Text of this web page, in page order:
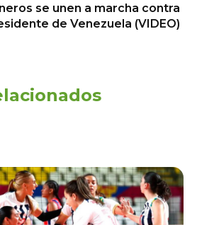
se unen a marcha contra
de Venezuela (VIDEO)